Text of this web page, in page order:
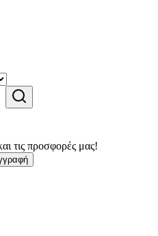
τις προσφορές μας!